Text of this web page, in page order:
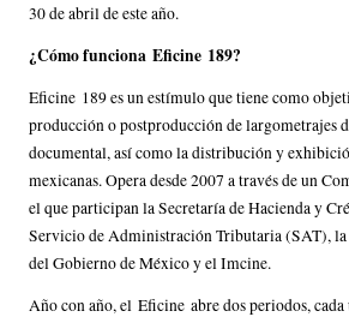
30 de abril de este año.
¿Cómo funciona Eficine 189?
Eficine 189 es un estímulo que tiene como
producción o postproducción de largometrajes
documental, así como la distribución y
mexicanas. Opera desde 2007 a través de un
el que participan la Secretaría de Hacienda y
Servicio de Administración Tributaria (SAT), la
del Gobierno de México y el Imcine.
Año con año, el Eficine abre dos periodos, cada